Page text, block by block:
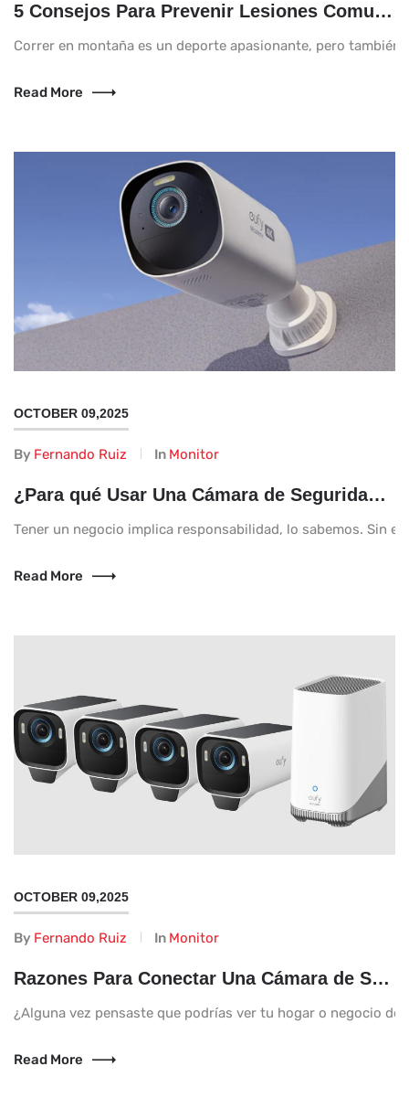
5 Consejos Para Prevenir Lesiones Comunes Si Empiezas A Correr En Montaña
Correr en montaña es un deporte apasionante, pero también
Read More
OCTOBER 09,2025
By Fernando Ruiz In Monitor
¿Para qué Usar Una Cámara de Seguridad en Tu Negocio?
Tener un negocio implica responsabilidad, lo sabemos. Sin
Read More
OCTOBER 09,2025
By Fernando Ruiz In Monitor
Razones Para Conectar Una Cámara de Seguridad Con Tu Celular
¿Alguna vez pensaste que podrías ver tu hogar o negocio
Read More